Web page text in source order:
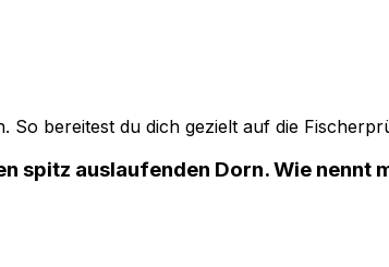
So bereitest du dich gezielt auf die
spitz auslaufenden Dorn. Wie nennt